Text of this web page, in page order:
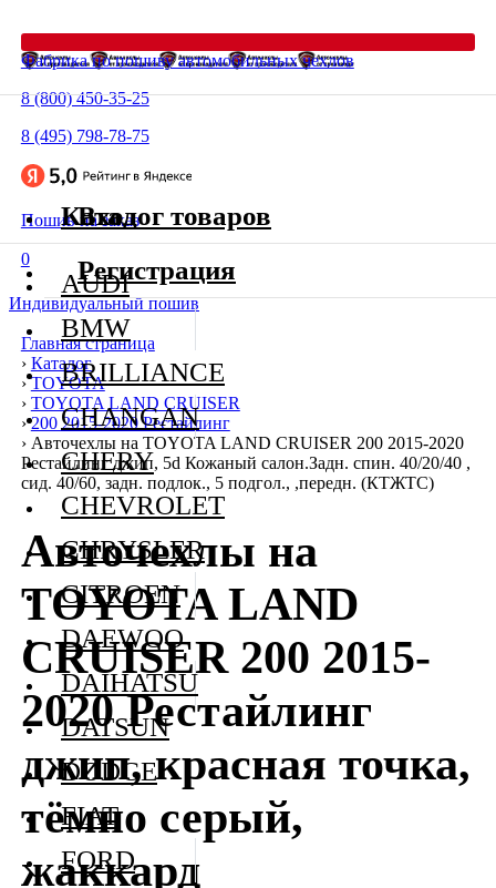
Фабрика по пошиву автомобильных чехлов
8 (800) 450-35-25
8 (495) 798-78-75
Пошив на заказ
0
Индивидуальный пошив
Главная страница
› Каталог
› TOYOTA
› TOYOTA LAND CRUISER
› 200 2015-2020 Рестайлинг
› Авточехлы на TOYOTA LAND CRUISER 200 2015-2020
Рестайлинг джип, 5d Кожаный салон.Задн. спин. 40/20/40 ,
сид. 40/60, задн. подлок., 5 подгол., ,передн. (КТЖТС)
Авточехлы на
TOYOTA LAND
CRUISER 200 2015-
2020 Рестайлинг
джип, красная точка,
тёмно серый,
жаккард
Каталог товаров
AUDI
BMW
BRILLIANCE
CHANGAN
CHERY
CHEVROLET
CHRYSLER
CITROEN
DAEWOO
DAIHATSU
DATSUN
DODGE
FIAT
FORD
Вход
Регистрация